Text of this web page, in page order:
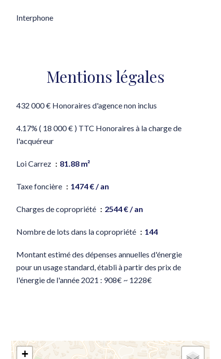
Interphone
Mentions légales
432 000 € Honoraires d'agence non inclus
4.17% ( 18 000 € ) TTC Honoraires à la charge de
l'acquéreur
Loi Carrez 81.88 m²
Taxe foncière 1474 € / an
Charges de copropriété 2544 € / an
Nombre de lots dans la copropriété 144
Montant estimé des dépenses annuelles d'énergie
pour un usage standard, établi à partir des prix de
l'énergie de l'année 2021 : 908€ ~ 1228€
+